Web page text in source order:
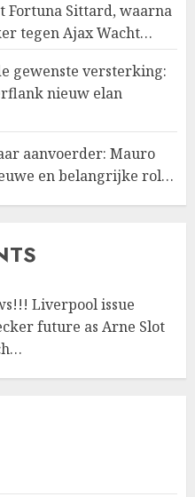
Fortuna Sittard, waarna
tegen Ajax Wacht…
gewenste versterking:
nieuw elan
aanvoerder: Mauro
en belangrijke rol…
Liverpool issue
future as Arne Slot